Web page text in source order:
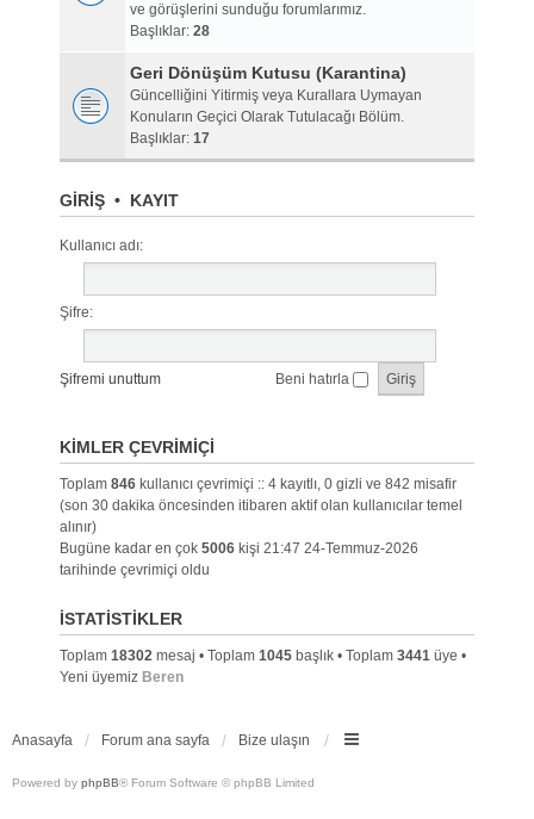
ve görüşlerini sunduğu forumlarımız.
Başlıklar: 28
Geri Dönüşüm Kutusu (Karantina)
Güncelliğini Yitirmiş veya Kurallara Uymayan
Konuların Geçici Olarak Tutulacağı Bölüm.
Başlıklar: 17
GIRIŞ• KAYIT
Kullanıcı adı:
Şifre:
Şifremi unuttum Beni hatırla
KIMLER ÇEVRIMIÇI
Toplam 846kullanıcı çevrimiçi :: 4 kayıtlı, 0 gizli ve 842 misafir
(son 30 dakika öncesinden itibaren aktif olan kullanıcılar temel
alınır)
Bugüne kadar en çok 5006kişi 21:47 24-Temmuz-2026
tarihinde çevrimiçi oldu
İSTATISTIKLER
Toplam 18302mesaj • Toplam 1045başlık • Toplam 3441üye •
Yeni üyemiz Beren
Anasayfa Forum ana sayfa Bize ulaşın
Powered by phpBB® Forum Software © phpBB Limited